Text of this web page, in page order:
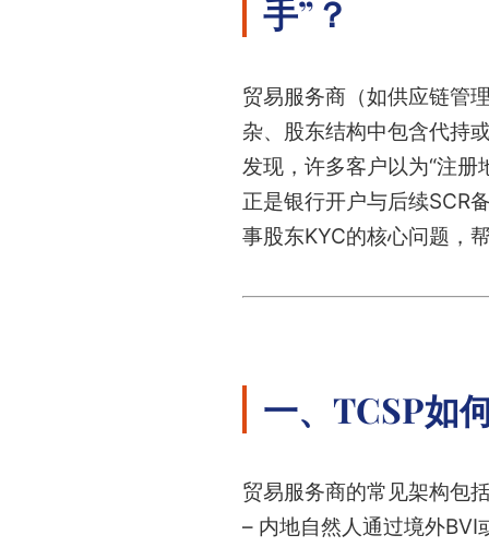
手”？
贸易服务商（如供应链管
杂、股东结构中包含代持
发现，许多客户以为“注
正是银行开户与后续SCR
事股东KYC的核心问题，
一、TCSP如
贸易服务商的常见架构包
– 内地自然人通过境外BVI